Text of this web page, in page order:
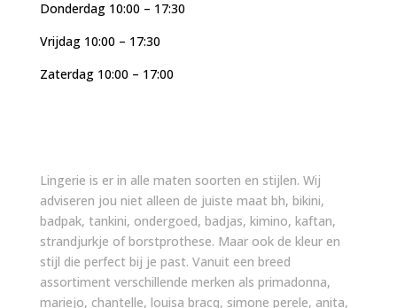
Donderdag 10:00 – 17:30
Vrijdag 10:00 – 17:30
Zaterdag 10:00 – 17:00
Lingerie is er in alle maten soorten en stijlen. Wij
adviseren jou niet alleen de juiste maat bh, bikini,
badpak, tankini, ondergoed, badjas, kimino, kaftan,
strandjurkje of borstprothese. Maar ook de kleur en
stijl die perfect bij je past. Vanuit een breed
assortiment verschillende merken als primadonna,
mariejo, chantelle, louisa bracq, simone perele, anita,